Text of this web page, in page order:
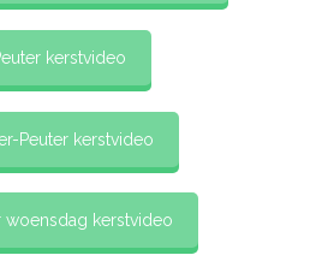
kerstvideo
Peuter kerstvideo
woensdag kerstvideo